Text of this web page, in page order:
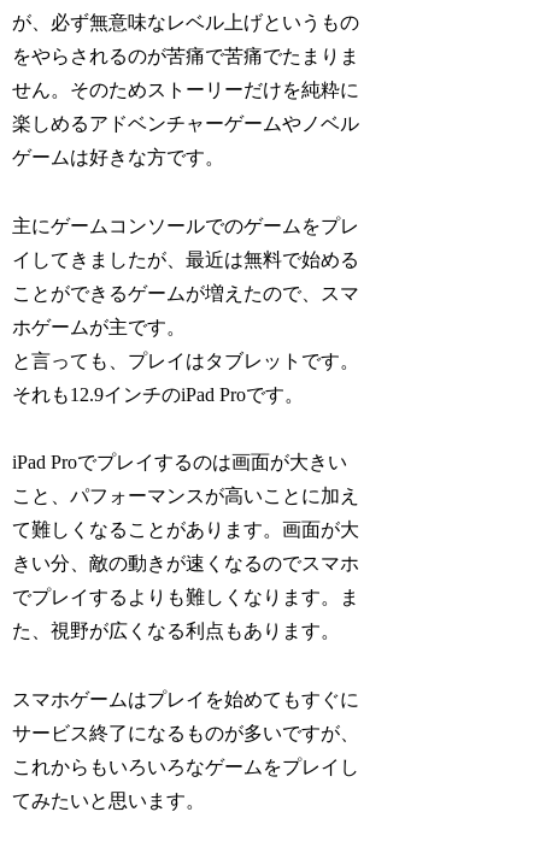
が、必ず無意味なレベル上げというもの
をやらされるのが苦痛で苦痛でたまりま
せん。そのためストーリーだけを純粋に
楽しめるアドベンチャーゲームやノベル
ゲームは好きな方です。
主にゲームコンソールでのゲームをプレ
イしてきましたが、最近は無料で始める
ことができるゲームが増えたので、スマ
ホゲームが主です。
と言っても、プレイはタブレットです。
それも12.9インチのiPad Proです。
iPad Proでプレイするのは画面が大きい
こと、パフォーマンスが高いことに加え
て難しくなることがあります。画面が大
きい分、敵の動きが速くなるのでスマホ
でプレイするよりも難しくなります。ま
た、視野が広くなる利点もあります。
スマホゲームはプレイを始めてもすぐに
サービス終了になるものが多いですが、
これからもいろいろなゲームをプレイし
てみたいと思います。